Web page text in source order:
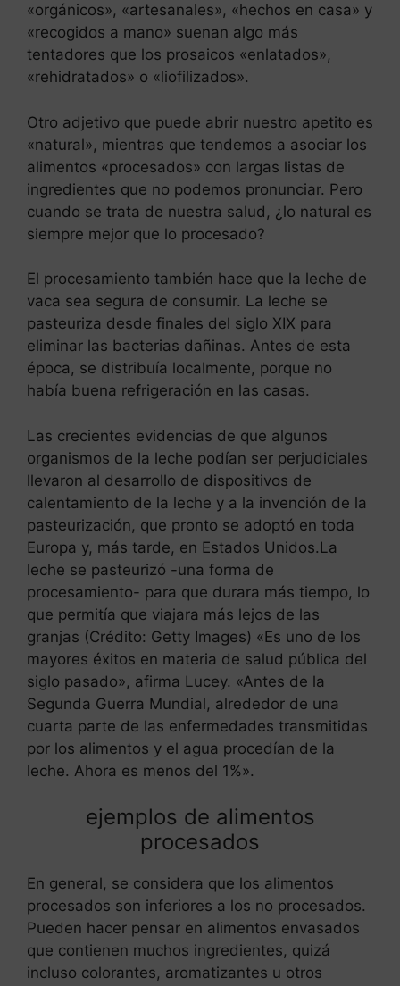
«orgánicos», «artesanales», «hechos en casa» y
«recogidos a mano» suenan algo más
tentadores que los prosaicos «enlatados»,
«rehidratados» o «liofilizados».
Otro adjetivo que puede abrir nuestro apetito es
«natural», mientras que tendemos a asociar los
alimentos «procesados» con largas listas de
ingredientes que no podemos pronunciar. Pero
cuando se trata de nuestra salud, ¿lo natural es
siempre mejor que lo procesado?
El procesamiento también hace que la leche de
vaca sea segura de consumir. La leche se
pasteuriza desde finales del siglo XIX para
eliminar las bacterias dañinas. Antes de esta
época, se distribuía localmente, porque no
había buena refrigeración en las casas.
Las crecientes evidencias de que algunos
organismos de la leche podían ser perjudiciales
llevaron al desarrollo de dispositivos de
calentamiento de la leche y a la invención de la
pasteurización, que pronto se adoptó en toda
Europa y, más tarde, en Estados Unidos.La
leche se pasteurizó -una forma de
procesamiento- para que durara más tiempo, lo
que permitía que viajara más lejos de las
granjas (Crédito: Getty Images) «Es uno de los
mayores éxitos en materia de salud pública del
siglo pasado», afirma Lucey. «Antes de la
Segunda Guerra Mundial, alrededor de una
cuarta parte de las enfermedades transmitidas
por los alimentos y el agua procedían de la
leche. Ahora es menos del 1%».
ejemplos de alimentos
procesados
En general, se considera que los alimentos
procesados son inferiores a los no procesados.
Pueden hacer pensar en alimentos envasados
que contienen muchos ingredientes, quizá
incluso colorantes, aromatizantes u otros